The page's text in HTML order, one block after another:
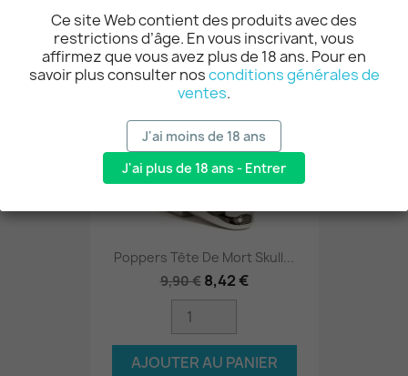
Poppers Tête De Mort Skull...
9,90 € 8,42 €
AJOUTER AU PANIER
-15%
Ce site Web contient des produits avec des
restrictions d’âge. En vous inscrivant, vous
affirmez que vous avez plus de 18 ans. Pour en
savoir plus consulter nosconditions générales de
ventes.
J'ai moins de 18 ans
J'ai plus de 18 ans - Entrer